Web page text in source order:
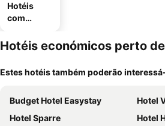
Hotéis
com
mento
Hotéis económicos perto
Estes hotéis também poderão
Budget Hotel Easystay
Hotel
Hotel Sparre
Hotel